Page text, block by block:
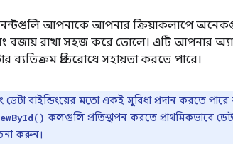
আপনাকে আপনার ক্রিয়াকলাপে
রাখা সহজ করে তোলে। এটি আপনার
ব্যতিক্রম প্রতিরোধে সহায়তা করতে পারে।
ডেটা বাইন্ডিংয়ের মতো একই সুবিধা প্রদান করতে
কলগুলি প্রতিস্থাপন করতে প্রাথমিকভাবে
করুন।